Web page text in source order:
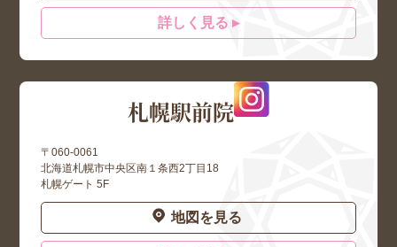
詳しく見る ▸
札幌駅前院
〒060-0061
北海道札幌市中央区南１条西2丁目18
札幌ゲート 5F
地図を見る